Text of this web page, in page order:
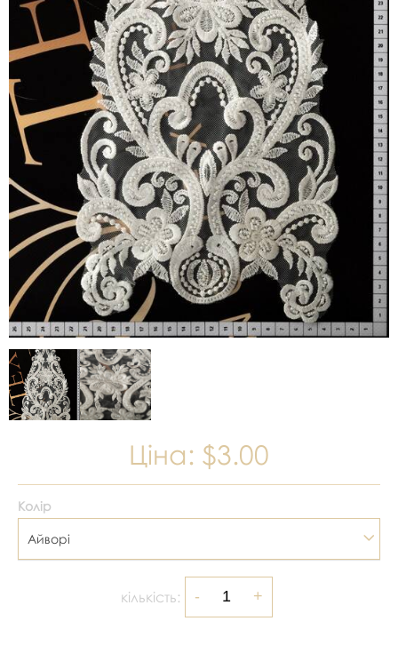
Ціна: $3.00
Колір
Айворі
кількість: